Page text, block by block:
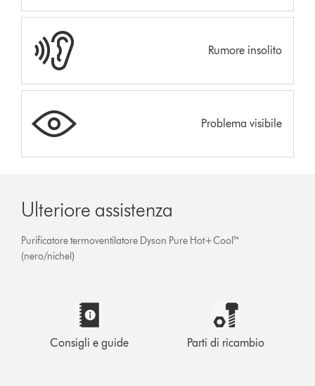
Rumore insolito
Problema visibile
Ulteriore assistenza
Purificatore termoventilatore Dyson Pure Hot+Cool™
(nero/nichel)
Consigli e guide Parti di ricambio